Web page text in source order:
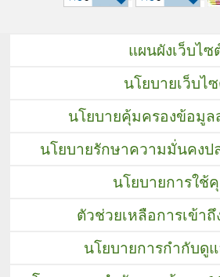
แผนผังเว็บไซ
นโยบายเว็บไ
นโยบายคุ้มครองข้อมู
นโยบายรักษาความมั่นคงป
นโยบายการใช้
ตัวช่วยเหลือการเข้าถึ
นโยบายการกำกับดู